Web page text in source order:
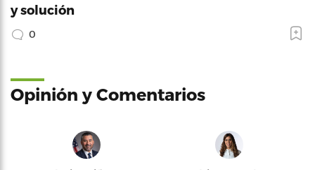
y solución
0
Opinión y Comentarios